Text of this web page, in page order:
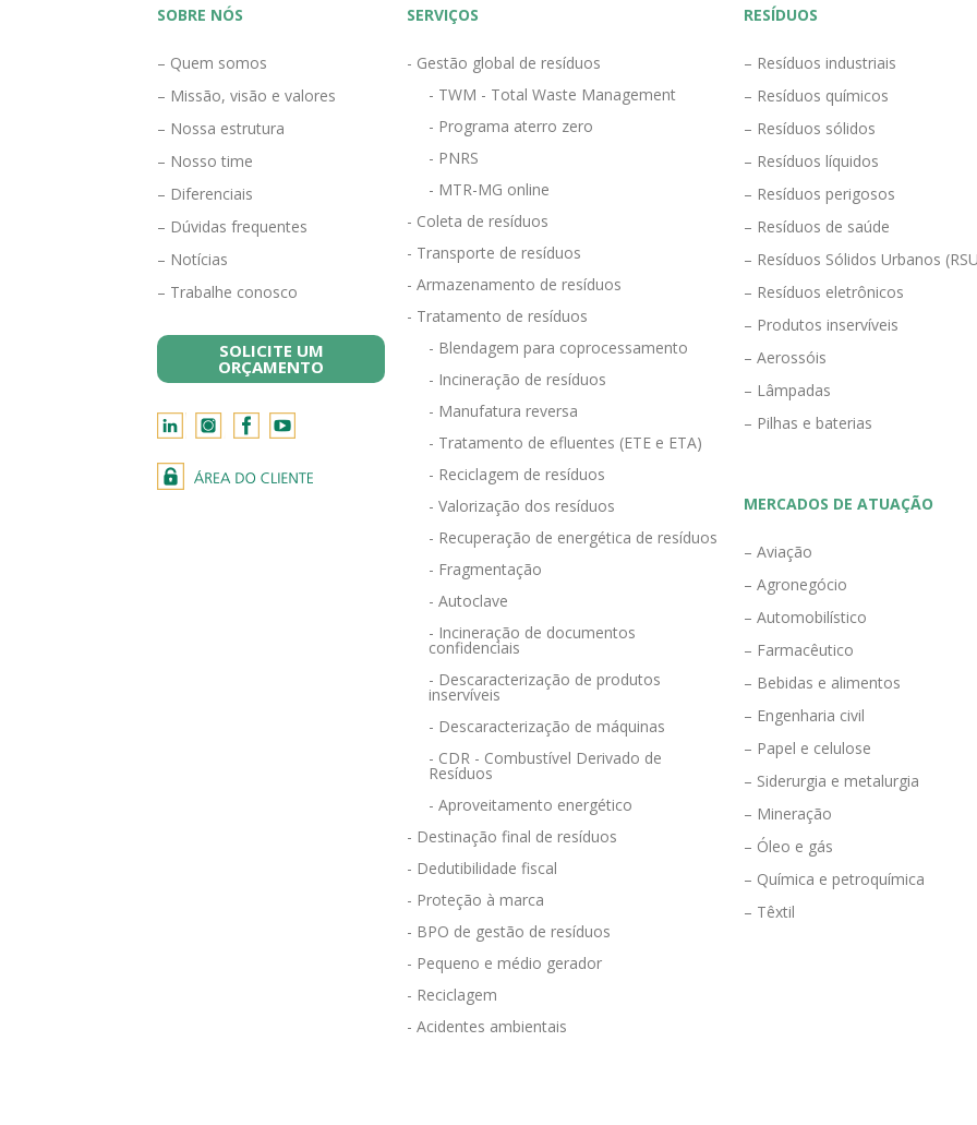
SOBRE NÓS
– Quem somos
– Missão, visão e valores
– Nossa estrutura
– Nosso time
– Diferenciais
– Dúvidas frequentes
– Notícias
– Trabalhe conosco
SOLICITE UM
ORÇAMENTO
SERVIÇOS
- Gestão global de resíduos
- TWM - Total Waste Management
- Programa aterro zero
- PNRS
- MTR-MG online
- Coleta de resíduos
- Transporte de resíduos
- Armazenamento de resíduos
- Tratamento de resíduos
- Blendagem para coprocessamento
- Incineração de resíduos
- Manufatura reversa
- Tratamento de efluentes (ETE e ETA)
- Reciclagem de resíduos
- Valorização dos resíduos
- Recuperação de energética de resíduos
- Fragmentação
- Autoclave
- Incineração de documentos
confidenciais
- Descaracterização de produtos
inservíveis
- Descaracterização de máquinas
- CDR - Combustível Derivado de
Resíduos
- Aproveitamento energético
- Destinação final de resíduos
- Dedutibilidade fiscal
- Proteção à marca
- BPO de gestão de resíduos
- Pequeno e médio gerador
- Reciclagem
- Acidentes ambientais
RESÍDUOS
– Resíduos industriais
– Resíduos químicos
– Resíduos sólidos
– Resíduos líquidos
– Resíduos perigosos
– Resíduos de saúde
– Resíduos Sólidos Urbanos
– Resíduos eletrônicos
– Produtos inservíveis
– Aerossóis
– Lâmpadas
– Pilhas e baterias
MERCADOS DE ATUAÇÃO
– Aviação
– Agronegócio
– Automobilístico
– Farmacêutico
– Bebidas e alimentos
– Engenharia civil
– Papel e celulose
– Siderurgia e metalurgia
– Mineração
– Óleo e gás
– Química e petroquímica
– Têxtil